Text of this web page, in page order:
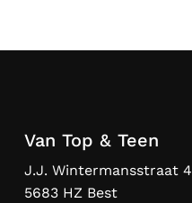
Van Top & Teen
J.J. Wintermansstraat 4
5683 HZ Best